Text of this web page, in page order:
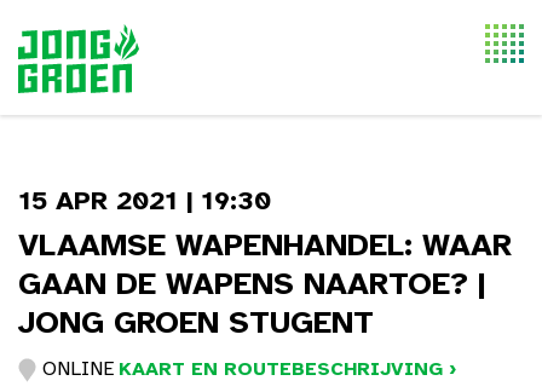
15 APR 2021 | 19:30
VLAAMSE WAPENHANDEL: WAAR
GAAN DE WAPENS NAARTOE? |
JONG GROEN STUGENT
ONLINE KAART EN ROUTEBESCHRIJVING ›